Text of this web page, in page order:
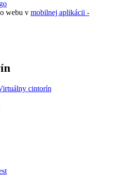
webu v mobilnej aplikácii -
cintorín